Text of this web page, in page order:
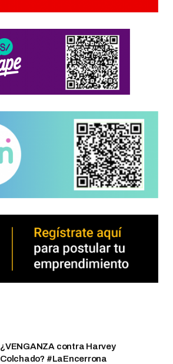
¿VENGANZA contra Harvey
Colchado? #LaEncerrona